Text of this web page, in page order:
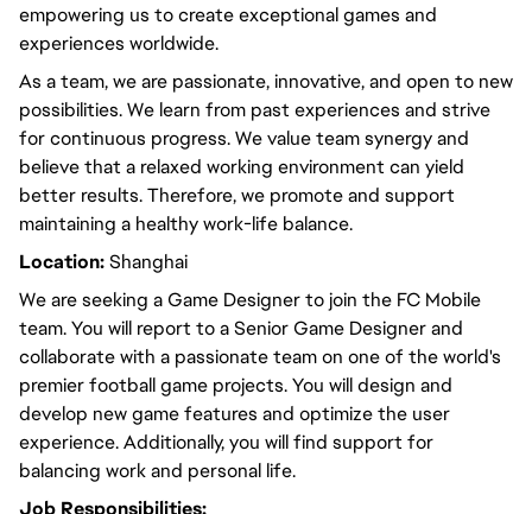
empowering us to create exceptional games and
experiences worldwide.
As a team, we are passionate, innovative, and open to new
possibilities. We learn from past experiences and strive
for continuous progress. We value team synergy and
believe that a relaxed working environment can yield
better results. Therefore, we promote and support
maintaining a healthy work-life balance.
Location:Shanghai
We are seeking a Game Designer to join the FC Mobile
team. You will report to a Senior Game Designer and
collaborate with a passionate team on one of the world's
premier football game projects. You will design and
develop new game features and optimize the user
experience. Additionally, you will find support for
balancing work and personal life.
Job Responsibilities: